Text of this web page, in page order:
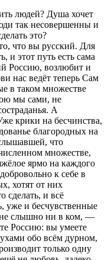
людей? Душа хочет
так несовершенны и
это?
что вы русский. Для
и этот путь есть сама
Россию, возлюбит и
нас ведёт теперь Сам
в таком множестве
мы сами, не
А
крики на бесчинства,
благородных на
что
множестве,
ярмо на каждого
к себе в
хотят от них
сделать, и всё
уже и бесчувственные
слышно ни в ком, —
Россию: вы умеете
обо всём дурном,
только одну